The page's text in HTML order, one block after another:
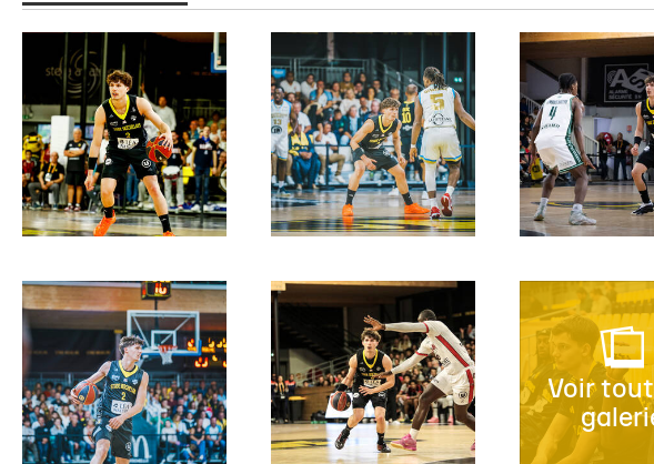
Voir
MAXENCE LEMOINE
CHERIF HAIDARA
TYLER THOMAS
TOP 3 - Évreux v Stade
Rochelais
Retour en vidéo sur la dernière journée de la phase aller.